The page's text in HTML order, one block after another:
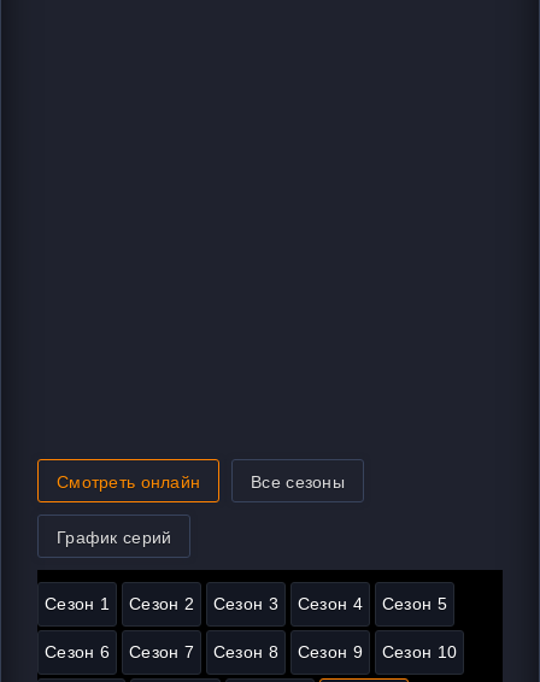
Смотреть онлайн Все сезоны
График серий
Сезон 1 Сезон 2 Сезон 3 Сезон 4 Сезон 5
Сезон 6 Сезон 7 Сезон 8 Сезон 9 Сезон 10